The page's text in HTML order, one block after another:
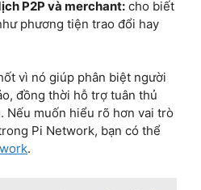
P2P và merchant: cho biết
phương tiện trao đổi hay
vì nó giúp phân biệt người
đồng thời hỗ trợ tuân thủ
Nếu muốn hiểu rõ hơn vai trò
Pi Network, bạn có thể
.